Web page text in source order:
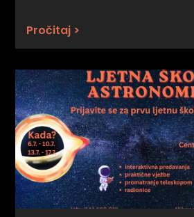
Pročitaj >